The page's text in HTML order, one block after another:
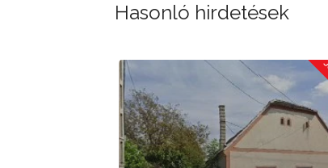
Hasonló hirdetések